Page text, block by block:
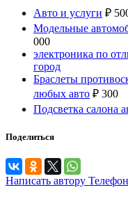
Авто и услуги ₽
Модельные
000
электроника по
город
Браслеты
любых авто ₽ 300
Подсветка салона
Поделиться
Написать автору Телефон